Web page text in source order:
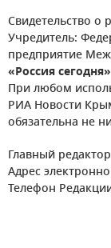
Свидетельство о
Учредитель:
предприятие
«Россия сегодня»
При любом
РИА Новости
обязательна не
Главный
Адрес
Телефон